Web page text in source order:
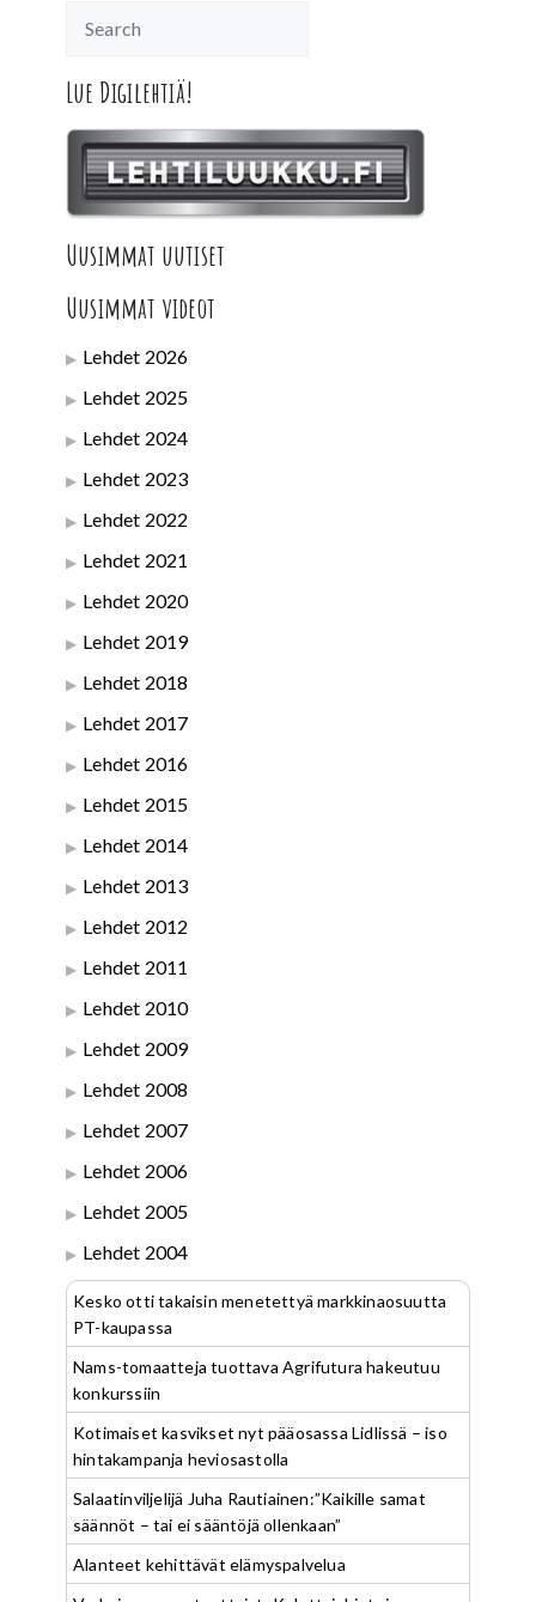
Lue Digilehtiä!
Uusimmat uutiset
Uusimmat videot
Lehdet 2026
Lehdet 2025
Lehdet 2024
Lehdet 2023
Lehdet 2022
Lehdet 2021
Lehdet 2020
Lehdet 2019
Lehdet 2018
Lehdet 2017
Lehdet 2016
Lehdet 2015
Lehdet 2014
Lehdet 2013
Lehdet 2012
Lehdet 2011
Lehdet 2010
Lehdet 2009
Lehdet 2008
Lehdet 2007
Lehdet 2006
Lehdet 2005
Lehdet 2004
Kesko otti takaisin menetettyä markkinaosuutta
PT-kaupassa
Nams-tomaatteja tuottava Agrifutura hakeutuu
konkurssiin
Kotimaiset kasvikset nyt pääosassa Lidlissä – iso
hintakampanja heviosastolla
Salaatinviljelijä Juha Rautiainen:”Kaikille samat
säännöt – tai ei sääntöjä ollenkaan”
Alanteet kehittävät elämyspalvelua